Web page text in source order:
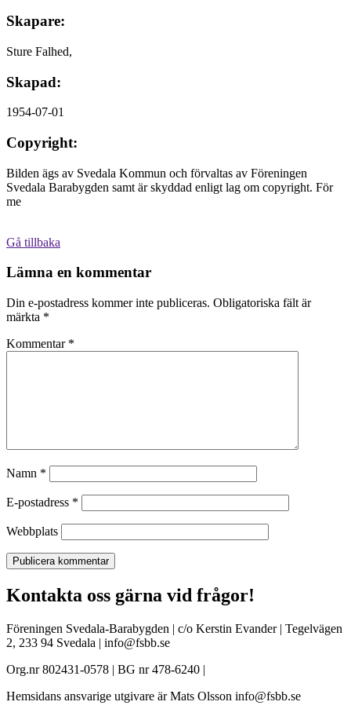
Skapare:
Sture Falhed,
Skapad:
1954-07-01
Copyright:
Bilden ägs av Svedala Kommun och förvaltas av Föreningen
Svedala Barabygden samt är skyddad enligt lag om copyright. För
me
Gå tillbaka
Lämna en kommentar
Din e-postadress kommer inte publiceras. Obligatoriska fält är
märkta *
Kommentar *
Namn *
E-postadress *
Webbplats
Kontakta oss gärna vid frågor!
Föreningen Svedala-Barabygden | c/o Kerstin Evander | Tegelvägen
2, 233 94 Svedala | info@fsbb.se
Org.nr 802431-0578 | BG nr 478-6240 |
Hemsidans ansvarige utgivare är Mats Olsson info@fsbb.se